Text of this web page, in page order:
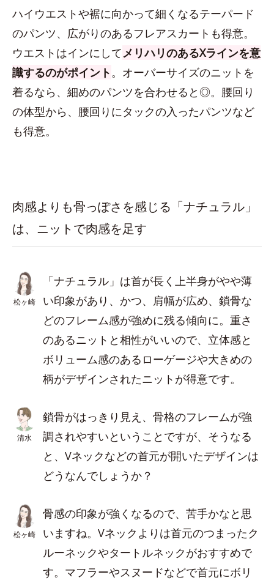
ハイウエストや裾に向かって細くなるテーパード
のパンツ、広がりのあるフレアスカートも得意。
ウエストはインにしてメリハリのあるXラインを意
識するのがポイント。オーバーサイズのニットを
着るなら、細めのパンツを合わせると◎。腰回り
の体型から、腰回りにタックの入ったパンツなど
も得意。
肉感よりも骨っぽさを感じる「ナチュラル」
は、ニットで肉感を足す
松ヶ崎
「ナチュラル」は首が長く上半身がやや薄
い印象があり、かつ、肩幅が広め、鎖骨な
どのフレーム感が強めに残る傾向に。重さ
のあるニットと相性がいいので、立体感と
ボリューム感のあるローゲージや大きめの
柄がデザインされたニットが得意です。
清水
鎖骨がはっきり見え、骨格のフレームが強
調されやすいということですが、そうなる
と、Vネックなどの首元が開いたデザインは
どうなんでしょうか？
松ヶ崎
骨感の印象が強くなるので、苦手かなと思
いますね。Vネックよりは首元のつまったク
ルーネックやタートルネックがおすすめで
す。マフラーやスヌードなどで首元にボリ